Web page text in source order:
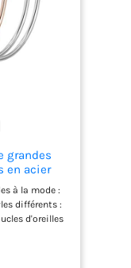
grandes
en acier
mm -
-
à la mode :
différents :
d'oreilles
mm. Il s'agit
jamais.